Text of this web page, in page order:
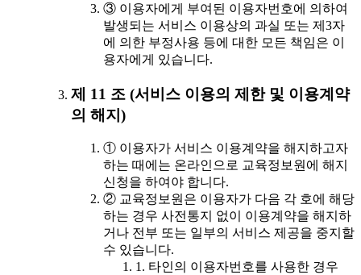
③ 이용자에게 부여된 이용자번호에 의하여
발생되는 서비스 이용상의 과실 또는 제3자
에 의한 부정사용 등에 대한 모든 책임은 이
용자에게 있습니다.
제 11 조 (서비스 이용의 제한 및 이용계약
의 해지)
① 이용자가 서비스 이용계약을 해지하고자
하는 때에는 온라인으로 교육정보원에 해지
신청을 하여야 합니다.
② 교육정보원은 이용자가 다음 각 호에 해당
하는 경우 사전통지 없이 이용계약을 해지하
거나 전부 또는 일부의 서비스 제공을 중지할
수 있습니다.
1. 타인의 이용자번호를 사용한 경우